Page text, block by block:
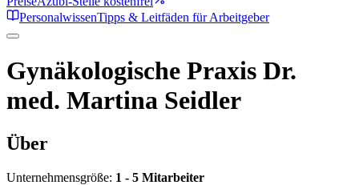
PersonalwissenTipps & Leitfäden für Arbeitgeber
Gynäkologische Praxis Dr.
med. Martina Seidler
Über
Unternehmensgröße: 1 - 5 Mitarbeiter